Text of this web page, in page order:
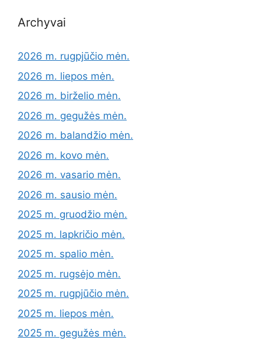
Archyvai
2026 m. rugpjūčio mėn.
2026 m. liepos mėn.
2026 m. birželio mėn.
2026 m. gegužės mėn.
2026 m. balandžio mėn.
2026 m. kovo mėn.
2026 m. vasario mėn.
2026 m. sausio mėn.
2025 m. gruodžio mėn.
2025 m. lapkričio mėn.
2025 m. spalio mėn.
2025 m. rugsėjo mėn.
2025 m. rugpjūčio mėn.
2025 m. liepos mėn.
2025 m. gegužės mėn.